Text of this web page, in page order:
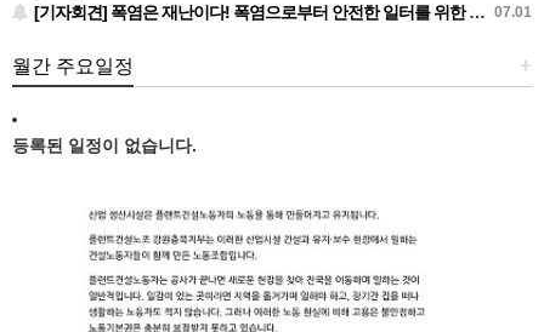
07.01
[기자회견] 폭염은 재난이다! 폭염으로부터 안전한 일터를 위한 민주노총 강원지역본부 폭염감시단 선포 기자회견
+
월간 주요일정
등록된 일정이 없습니다.